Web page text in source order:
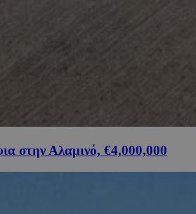
στην Αλαμινό, €4,000,000